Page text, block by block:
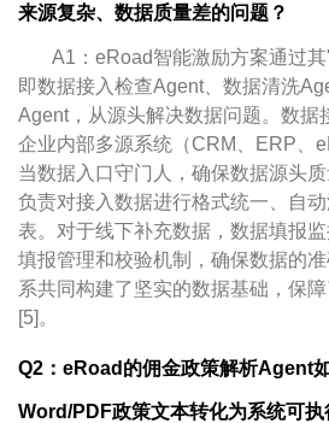
来源复杂、数据质量差的问题？
A1：eRoad智能激励方案通过其
即数据接入检查Agent、数据清洗
Agent，从源头解决数据问题。数据
企业内部多源系统（CRM、ERP、
当数据入口守门人，确保数据源头
负责对接入数据进行格式统一、自
表。对于线下补充数据，数据填报
填报管理和校验机制，确保数据的
系共同构建了坚实的数据基础，保
[5]。
Q2：eRoad的佣金政策解析Agent
Word/PDF政策文本转化为系统可执